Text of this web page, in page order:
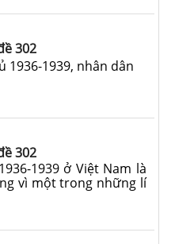
302
1936-1939, nhân dân
302
1939 ở Việt Nam là
vì một trong những lí